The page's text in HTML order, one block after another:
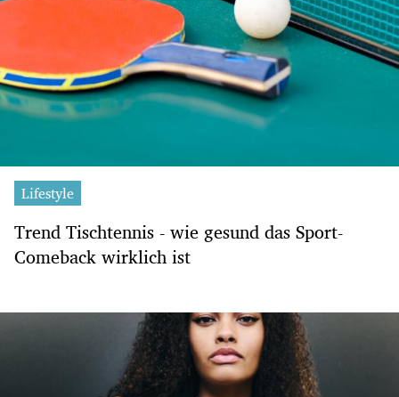
Lifestyle
Trend Tischtennis - wie gesund das Sport-
Comeback wirklich ist